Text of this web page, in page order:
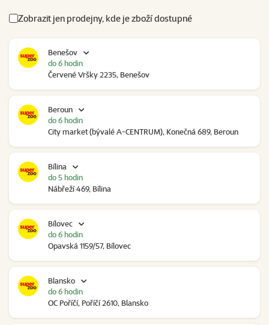
Zobrazit jen prodejny, kde je zboží dostupné
Benešov
Červené Vršky 2235, Benešov
do 6 hodin
Beroun
City market (bývalé A-CENTRUM), Konečná 689, Beroun
do 6 hodin
Bílina
Nábřeží 469, Bílina
do 5 hodin
Bílovec
Opavská 1159/57, Bílovec
do 6 hodin
Blansko
OC Poříčí, Poříčí 2610, Blansko
do 6 hodin